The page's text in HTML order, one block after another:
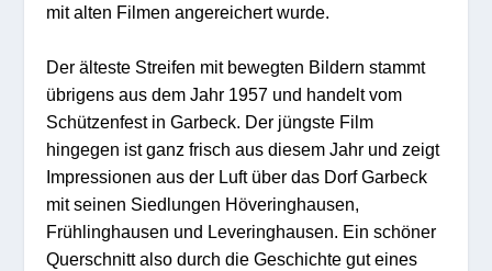
mit alten Filmen angereichert wurde.
Der älteste Streifen mit bewegten Bildern stammt
übrigens aus dem Jahr 1957 und handelt vom
Schützenfest in Garbeck. Der jüngste Film
hingegen ist ganz frisch aus diesem Jahr und zeigt
Impressionen aus der Luft über das Dorf Garbeck
mit seinen Siedlungen Höveringhausen,
Frühlinghausen und Leveringhausen. Ein schöner
Querschnitt also durch die Geschichte gut eines